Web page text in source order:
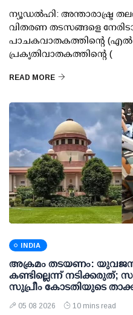
ന്യൂഡല്‍ഹി: അന്താരാഷ്ട്ര
വിതരണ തടസങ്ങളെ
പാചകവാതകത്തിന്റെ
പ്രകൃതിവാതകത്തിന്റെ (
READ MORE
INDIA
അക്രമം തടയണം:
കണ്ടില്ലെന്ന് നടിക്കരുത്;
സുപ്രീം കോടതിയുടെ
05 08 2026 10 mins read